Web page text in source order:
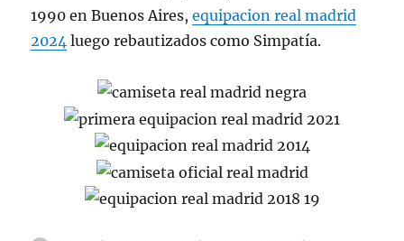
1990 en Buenos Aires,equipacion real madrid
2024 luego rebautizados como Simpatía.